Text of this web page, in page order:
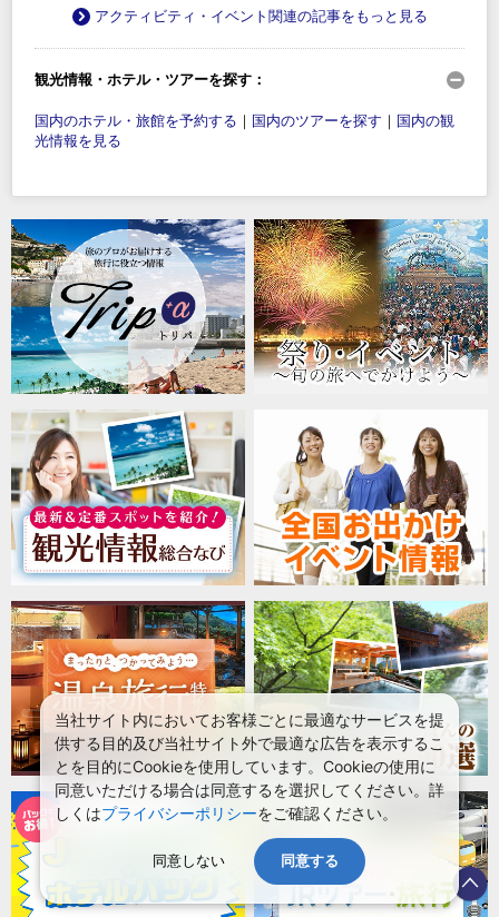
アクティビティ・イベント関連の記事をもっと見る
観光情報・ホテル・ツアーを探す：
国内のホテル・旅館を予約する ｜ 国内のツアーを探す ｜ 国内の観
光情報を見る
当社サイト内においてお客様ごとに最適なサービスを提
供する目的及び当社サイト外で最適な広告を表示するこ
とを目的にCookieを使用しています。Cookieの使用に
同意いただける場合は同意するを選択してください。詳
しくはプライバシーポリシーをご確認ください。
同意しない 同意する